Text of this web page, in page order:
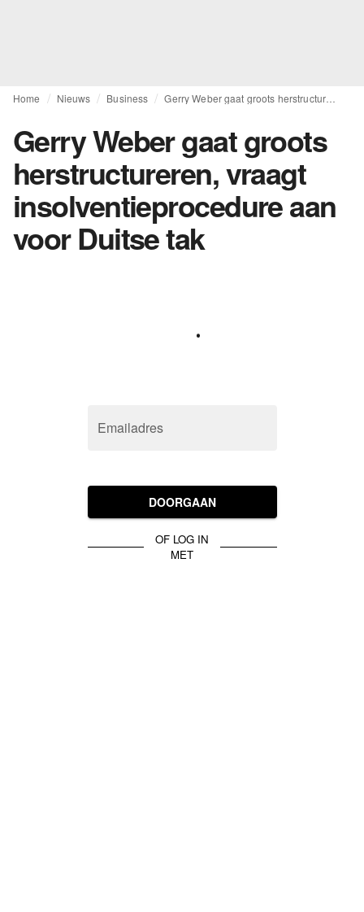
Home Nieuws Business
Gerry Weber gaat groots
herstructureren, vraagt
insolventieprocedure aan
voor Duitse tak
Emailadres
DOORGAAN
OF LOG IN
MET